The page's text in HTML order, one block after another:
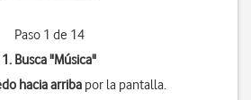
Paso 1 de 14
1. Busca "Música"
hacia arriba por la pantalla.